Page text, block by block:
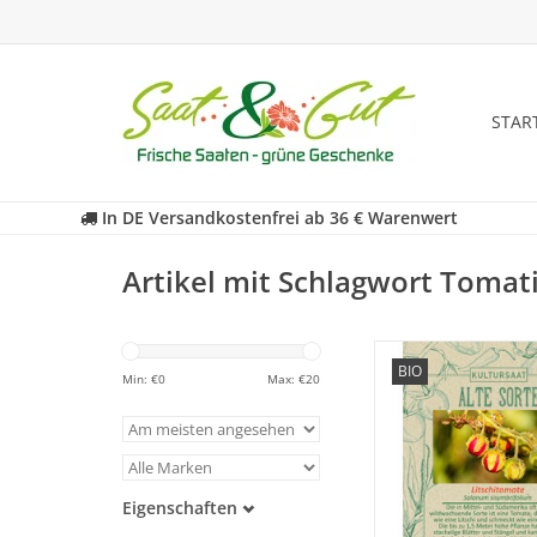
In DE Versandkostenfrei ab 36 € Warenwert
Artikel mit Schlagwort
Min: €0 Max: €20
Eigenschaften
BIO
Entdecken Sie
historische Tomate
fast in Vergessenheit
ZUM WARENKORB